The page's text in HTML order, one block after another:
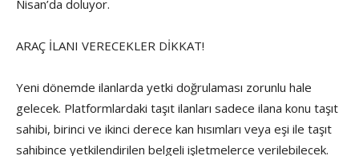
Nisan’da doluyor.
ARAÇ İLANI VERECEKLER DİKKAT!
Yeni dönemde ilanlarda yetki doğrulaması zorunlu hale
gelecek. Platformlardaki taşıt ilanları sadece ilana konu taşıt
sahibi, birinci ve ikinci derece kan hısımları veya eşi ile taşıt
sahibince yetkilendirilen belgeli işletmelerce verilebilecek.